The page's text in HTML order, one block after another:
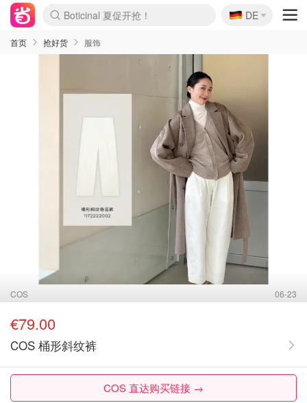
Boticinal 夏促开抢！
4折！lulu周四疯狂上新
还没结束！&OtherStories大促
Joybuy变相75折 随时失效
速领！Stanley独家85折
疑似霸哥！Camper额外叠85折
Zalando 奥莱闪促！每日更新
Moncler反季囤！5折起+叠9折
Coach Brooklyn仅€192
🇩🇪
DE
首页 抢好货 服饰
COS 06-23
€79.00
COS 桶形斜纹裤
COS 直达购买链接 →